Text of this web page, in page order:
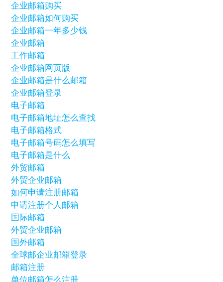
企业邮箱购买
企业邮箱如何购买
企业邮箱一年多少钱
企业邮箱
工作邮箱
企业邮箱网页版
企业邮箱是什么邮箱
企业邮箱登录
电子邮箱
电子邮箱地址怎么查找
电子邮箱格式
电子邮箱号码怎么填写
电子邮箱是什么
外贸邮箱
外贸企业邮箱
如何申请注册邮箱
申请注册个人邮箱
国际邮箱
外贸企业邮箱
国外邮箱
全球邮企业邮箱登录
邮箱注册
单位邮箱怎么注册